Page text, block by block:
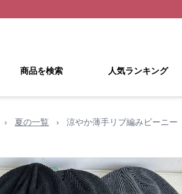
商品を検索 人気ランキング
› 夏の一覧 › 涼やか薄手リブ編みビーニー